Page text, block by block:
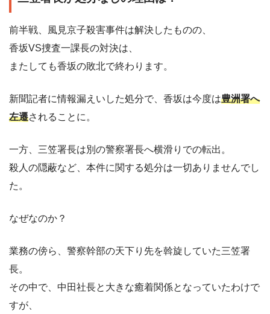
前半戦、風見京子殺害事件は解決したものの、
香坂VS捜査一課長の対決は、
またしても香坂の敗北で終わります。
新聞記者に情報漏えいした処分で、香坂は今度は豊洲署へ
左遷されることに。
一方、三笠署長は別の警察署長へ横滑りでの転出。
殺人の隠蔽など、本件に関する処分は一切ありませんでし
た。
なぜなのか？
業務の傍ら、警察幹部の天下り先を斡旋していた三笠署
長。
その中で、中田社長と大きな癒着関係となっていたわけで
すが、